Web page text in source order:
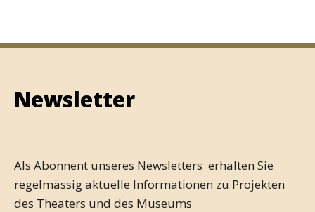
Newsletter
Als Abonnent unseres Newsletters erhalten Sie
regelmässig aktuelle Informationen zu Projekten
des Theaters und des Museums